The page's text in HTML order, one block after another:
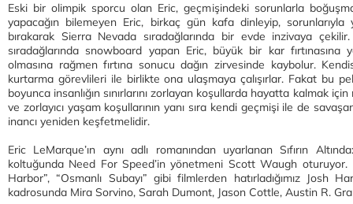
Eski bir olimpik sporcu olan Eric, geçmişindeki sorunlarla
yapacağın bilemeyen Eric, birkaç gün kafa dinleyip,
bırakarak Sierra Nevada sıradağlarında bir evde inzivaya
sıradağlarında snowboard yapan Eric, büyük bir kar fırtınasına
olmasına rağmen fırtına sonucu dağın zirvesinde kaybolur.
kurtarma görevlileri ile birlikte ona ulaşmaya çalışırlar. Fakat bu
boyunca insanlığın sınırlarını zorlayan koşullarda hayatta kalmak
ve zorlayıcı yaşam koşullarının yanı sıra kendi geçmişi ile de
inancı yeniden keşfetmelidir.
Eric LeMarque’ın aynı adlı romanından uyarlanan Sıfırın
koltuğunda Need For Speed’in yönetmeni Scott Waugh oturuyor.
Harbor”, “Osmanlı Subayı” gibi filmlerden hatırladığımız Josh
kadrosunda Mira Sorvino, Sarah Dumont, Jason Cottle, Austin R.